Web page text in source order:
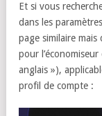
Et si vous
dans les
page similaire mais
pour
anglais »),
profil de compte :